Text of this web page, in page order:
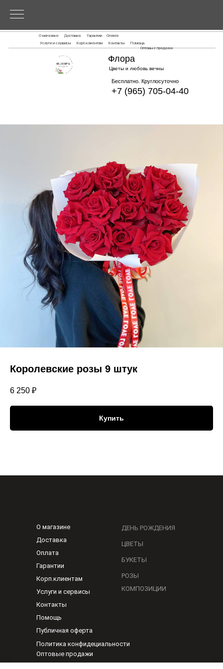
О магазине Доставка Оплата
Гарантии
Корп.клиентам
Услуги и сервисы Контакты
Помощь
Оптовые продажи
Флора
Цветы и любовь вечны
Бесплатно. Круглосуточно
+7 (965) 705-04-40
Королевские розы 9 штук
6 250 ₽
Купить
О магазине
Оплата
Доставка
Гарантии
Корп.клиентам
Услуги и сервисы
Контакты
Помощь
Публичная оферта
Политика конфидециальности
ДЕНЬ РОЖДЕНИЯ
ЦВЕТЫ
БУКЕТЫ
РОЗЫ
КОМПОЗИЦИИ
Оптовые продажи